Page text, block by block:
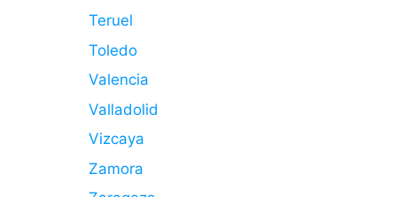
Teruel
Toledo
Valencia
Valladolid
Vizcaya
Zamora